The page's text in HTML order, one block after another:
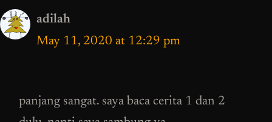
adilah
May 11, 2020 at 12:29 pm
panjang sangat. saya baca cerita 1 dan 2